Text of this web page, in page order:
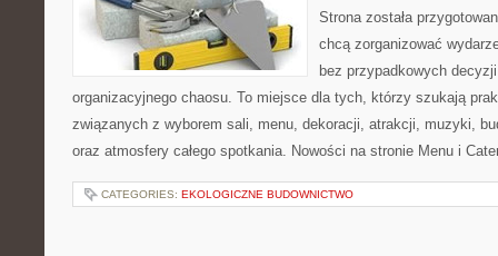
Strona została
chcą zorganizować
bez przypadkowych
organizacyjnego chaosu. To miejsce dla tych, którzy szukają
związanych z wyborem sali, menu, dekoracji, atrakcji, muzyki,
oraz atmosfery całego spotkania. Nowości na stronie Menu i
CATEGORIES: EKOLOGICZNE BUDOWNICTWO